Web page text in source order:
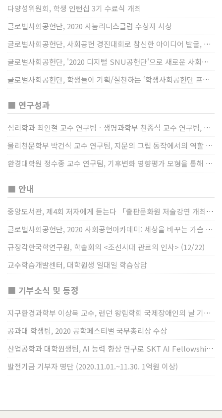
다양성위원회, 학생 인턴십 3기 수료식 개최
글로벌사회공헌단, 2020 샤눔리더스클럽 수상자 시상
글로벌사회공헌단, 사회공헌 경진대회로 참신한 아이디어 발굴, 지원
글로벌사회공헌단, '2020 디지털 SNU공헌단'으로 새로운 사회공헌에 도전
글로벌사회공헌단, 학생들이 기획/실천하는 ‘학생사회공헌단 프로젝트’ 진행
■ 연구성과
심리학과 최인철 교수 연구팀ㆍ생명과학부 천종식 교수 연구팀, 장내 마이크로바이옴과 정서적 웰빙간 관계 규명
물리천문학부 박건식 교수 연구팀, 지문의 그립 동작에서의 역할 및 원리 규명
환경대학원 정수종 교수 연구팀, 기후변화 영향평가 모형을 통해 기후변화에 따른 급격한 토양수분의 감소가 발생하는 지역과 시간을 규명
■ 안내
중앙도서관, 제4회 저자에게 듣는다 「출판문화원 저술강연 개최」(12/17)
글로벌사회공헌단, 2020 사회공헌아카데미: 세상을 바꾸는 가슴 따뜻한 나눔(12/23~24)
규장각한국학연구원, 학술회의 <조선시대 관료의 인사> (12/22)
교수학습개발센터, 대학원생 일대일 학습상담
■ 기부소식 및 동정
지구환경과학부 이상묵 교수, 런던 왕립학회 국제장애인의 날 기념 “전 세계 장애가 있는 과학자”에 소개
공과대 학생팀, 2020 공학페스티벌 국무총리상 수상
산업공학과 대학원생팀, AI 능력 향상 연구로 SKT AI Fellowship 2기 최우수팀 선정
발전기금 기부자 명단 (2020.11.01.~11.30. 1억원 이상)